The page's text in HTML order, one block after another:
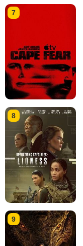
7
8
9